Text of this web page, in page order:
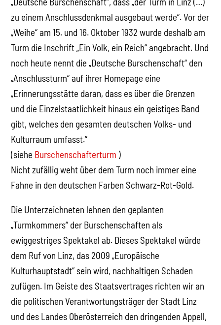
zu einem Anschlussdenkmal ausgebaut werde“. Vor der
„Weihe“ am 15. und 16. Oktober 1932 wurde deshalb am
Turm die Inschrift „Ein Volk, ein Reich“ angebracht. Und
noch heute nennt die „Deutsche Burschenschaft“ den
„Anschlussturm“ auf ihrer Homepage eine
„Erinnerungsstätte daran, dass es über die Grenzen
und die Einzelstaatlichkeit hinaus ein geistiges Band
gibt, welches den gesamten deutschen Volks- und
Kulturraum umfasst.“
(siehe Burschenschafterturm )
Nicht zufällig weht über dem Turm noch immer eine
Fahne in den deutschen Farben Schwarz-Rot-Gold.
Die Unterzeichneten lehnen den geplanten
„Turmkommers“ der Burschenschaften als
ewiggestriges Spektakel ab. Dieses Spektakel würde
dem Ruf von Linz, das 2009 „Europäische
Kulturhauptstadt“ sein wird, nachhaltigen Schaden
zufügen. Im Geiste des Staatsvertrages richten wir an
die politischen Verantwortungsträger der Stadt Linz
und des Landes Oberösterreich den dringenden Appell,